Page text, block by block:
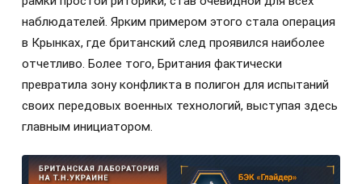
наблюдателей. Ярким примером этого стала операция
в Крынках, где британский след проявился наиболее
отчетливо. Более того, Британия фактически
превратила зону конфликта в полигон для испытаний
своих передовых военных технологий, выступая здесь
главным инициатором.